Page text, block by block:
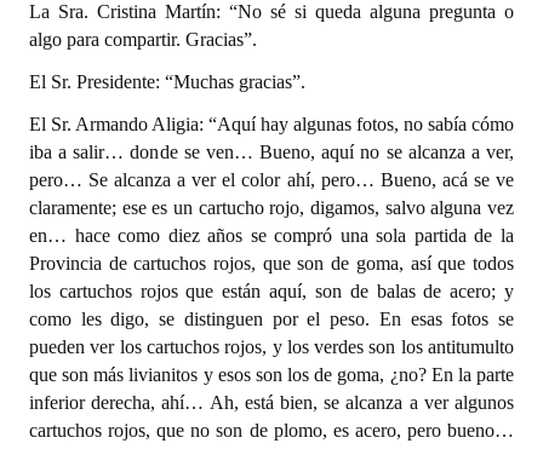
La Sra. Cristina Martín: “No sé si queda alguna pregunta o
algo para compartir. Gracias”.
El Sr. Presidente: “Muchas gracias”.
El Sr. Armando Aligia: “Aquí hay algunas fotos, no sabía cómo
iba a salir… donde se ven… Bueno, aquí no se alcanza a ver,
pero… Se alcanza a ver el color ahí, pero… Bueno, acá se ve
claramente; ese es un cartucho rojo, digamos, salvo alguna vez
en… hace como diez años se compró una sola partida de la
Provincia de cartuchos rojos, que son de goma, así que todos
los cartuchos rojos que están aquí, son de balas de acero; y
como les digo, se distinguen por el peso. En esas fotos se
pueden ver los cartuchos rojos, y los verdes son los antitumulto
que son más livianitos y esos son los de goma, ¿no? En la parte
inferior derecha, ahí… Ah, está bien, se alcanza a ver algunos
cartuchos rojos, que no son de plomo, es acero, pero bueno…